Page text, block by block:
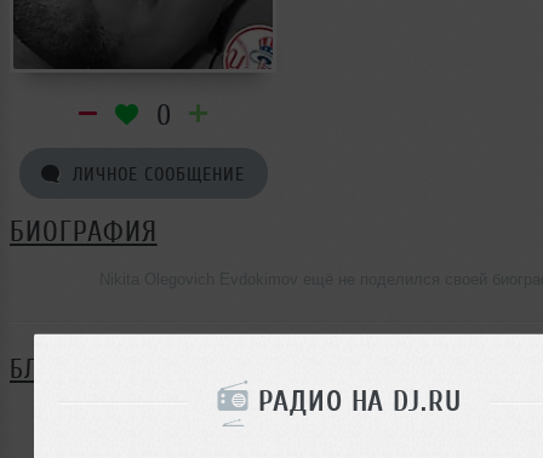
РАДИО НА DJ.RU
0
ЛИЧНОЕ СООБЩЕНИЕ
БИОГРАФИЯ
БЛОГ